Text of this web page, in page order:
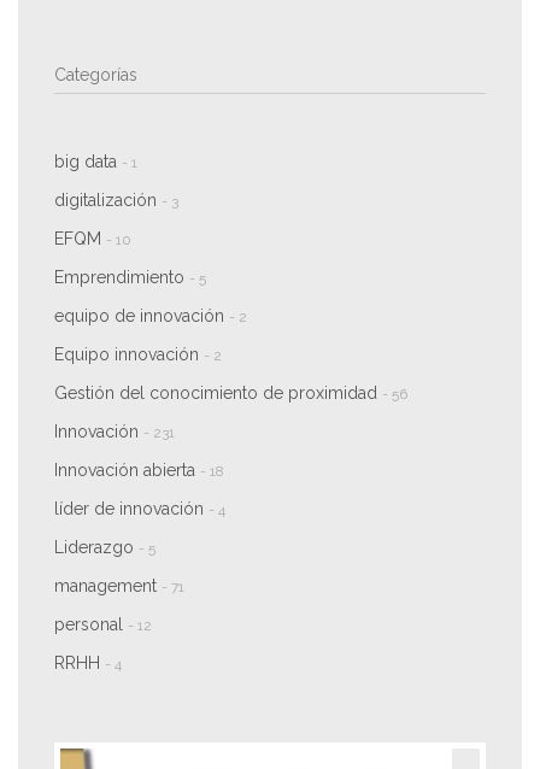
Categorías
big data - 1
digitalización - 3
EFQM - 10
Emprendimiento - 5
equipo de innovación - 2
Equipo innovación - 2
Gestión del conocimiento de proximidad - 56
Innovación - 231
Innovación abierta - 18
líder de innovación - 4
Liderazgo - 5
management - 71
personal - 12
RRHH - 4